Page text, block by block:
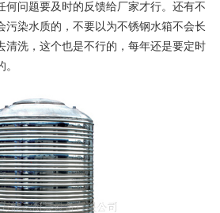
何问题要及时的反馈给厂家才行。还有不
污染水质的，不要以为不锈钢水箱不会长
清洗，这个也是不行的，每年还是要定时